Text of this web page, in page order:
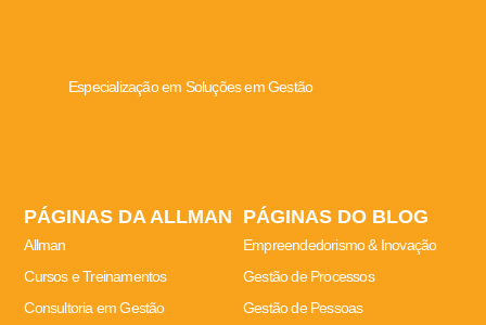
Especialização em Soluções em Gestão
PÁGINAS DA ALLMAN
Allman
Cursos e Treinamentos
Consultoria em Gestão
PÁGINAS DO BLOG
Empreendedorismo & Inovação
Gestão de Processos
Gestão de Pessoas